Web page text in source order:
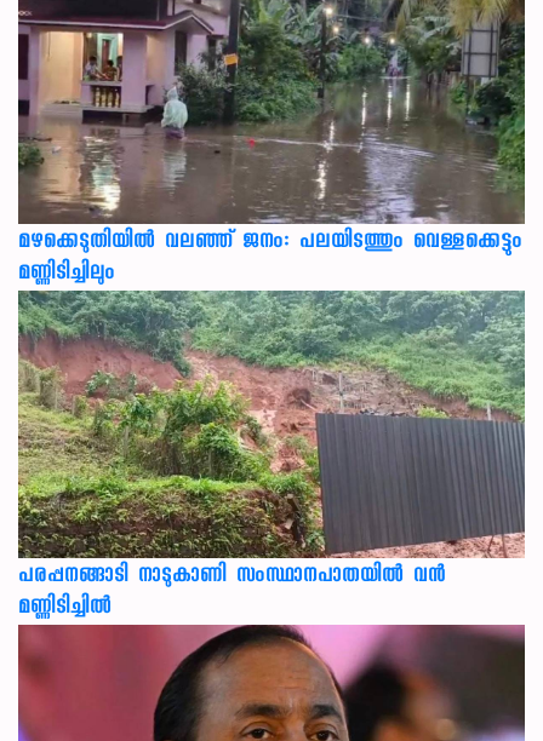
മഴക്കെടുതിയിൽ വലഞ്ഞ് ജനം: പലയിടത്തും വെള്ളക്കെട്ടും
മണ്ണിടിച്ചിലും
പരപ്പനങ്ങാടി നാടുകാണി സംസ്ഥാനപാതയില്‍ വന്‍
മണ്ണിടിച്ചില്‍